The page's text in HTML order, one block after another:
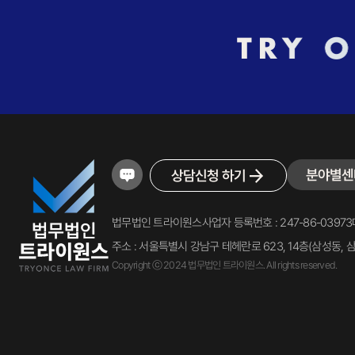
상담신청 하기 분야별
법무법인 트라이원스사업자 등록번호 : 247-86-03973
주소 : 서울특별시 강남구 테헤란로 623, 14층(삼성동,
Copyright ⓒ 2024 법무법인 트라이원스. All rights reserved.